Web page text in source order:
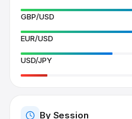
GBP/USD
EUR/USD
USD/JPY
By Session